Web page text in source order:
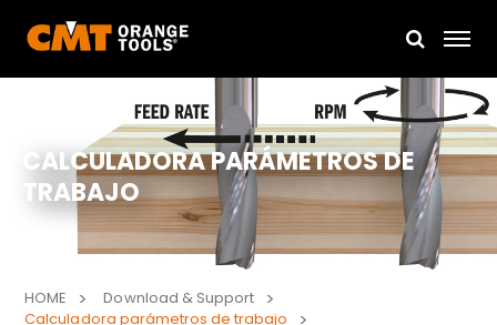
CALCULADORA PARÁMETROS DE
TRABAJO
HOME
Download & Support
Calculadora parámetros de trabajo